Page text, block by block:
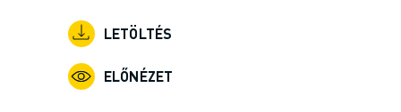
LETÖLTÉSI KÖZPONT " MYFANUC
KÉPZÉS ÉS OKTATÁS
FANUC AKADÉMIA
LETÖLTÉS
ELŐNÉZET